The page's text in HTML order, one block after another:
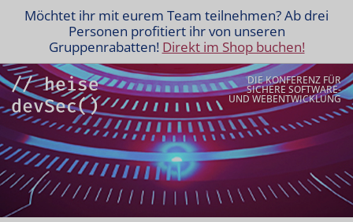
Möchtet ihr mit eurem Team teilnehmen? Ab drei
Personen profitiert ihr von unseren
Gruppenrabatten! Direkt im Shop buchen!
DIE KONFERENZ FÜR
SICHERE SOFTWARE-
UND WEBENTWICKLUNG